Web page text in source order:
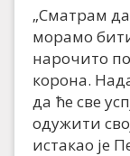
„Сматрам
морамо
нарочито
корона.
да ће све
одужити
истакао је